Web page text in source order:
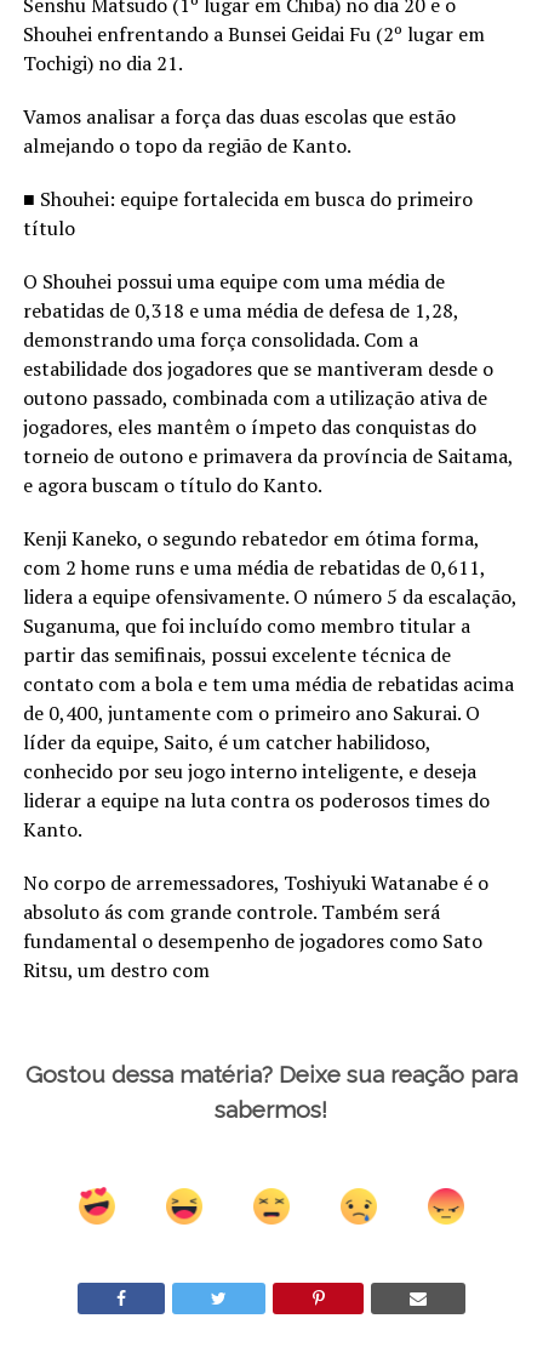
Shouhei enfrentando a Bunsei Geidai Fu (2º lugar em
Tochigi) no dia 21.
Vamos analisar a força das duas escolas que estão
almejando o topo da região de Kanto.
■ Shouhei: equipe fortalecida em busca do primeiro
título
O Shouhei possui uma equipe com uma média de
rebatidas de 0,318 e uma média de defesa de 1,28,
demonstrando uma força consolidada. Com a
estabilidade dos jogadores que se mantiveram desde o
outono passado, combinada com a utilização ativa de
jogadores, eles mantêm o ímpeto das conquistas do
torneio de outono e primavera da província de Saitama,
e agora buscam o título do Kanto.
Kenji Kaneko, o segundo rebatedor em ótima forma,
com 2 home runs e uma média de rebatidas de 0,611,
lidera a equipe ofensivamente. O número 5 da escalação,
Suganuma, que foi incluído como membro titular a
partir das semifinais, possui excelente técnica de
contato com a bola e tem uma média de rebatidas acima
de 0,400, juntamente com o primeiro ano Sakurai. O
líder da equipe, Saito, é um catcher habilidoso,
conhecido por seu jogo interno inteligente, e deseja
liderar a equipe na luta contra os poderosos times do
Kanto.
No corpo de arremessadores, Toshiyuki Watanabe é o
absoluto ás com grande controle. Também será
fundamental o desempenho de jogadores como Sato
Ritsu, um destro com
Gostou dessa matéria? Deixe sua reação para
sabermos!